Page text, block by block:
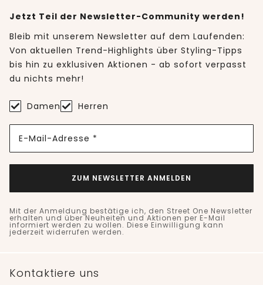
Jetzt Teil der Newsletter-Community werden!
Bleib mit unserem Newsletter auf dem Laufenden:
Von aktuellen Trend-Highlights über Styling-Tipps
bis hin zu exklusiven Aktionen - ab sofort verpasst
du nichts mehr!
Damen Herren
E-Mail-Adresse *
ZUM NEWSLETTER ANMELDEN
Mit der Anmeldung bestätige ich, den Street One Newsletter
erhalten und über Neuheiten und Aktionen per E-Mail
informiert werden zu wollen. Diese Einwilligung kann
jederzeit widerrufen werden.
Kontaktiere uns